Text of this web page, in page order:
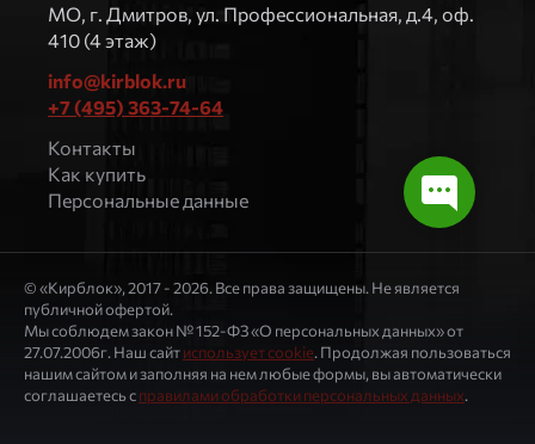
МO, г. Дмитров, ул. Профессиональная, д.4, оф.
410 (4 этаж)
info@kirblok.ru
+7 (495) 363-74-64
Контакты
Как купить
Персональные данные
© «Кирблок», 2017 - 2026. Все права защищены. Не является
публичной офертой.
Мы соблюдем закон № 152-ФЗ «О персональных данных» от
27.07.2006г. Наш сайтиспользует cookie. Продолжая пользоваться
нашим сайтом и заполняя на нем любые формы, вы автоматически
соглашаетесь справилами обработки персональных данных.